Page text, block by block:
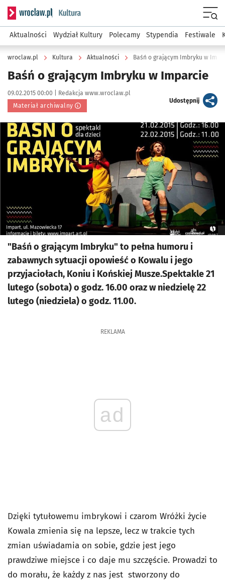
Serwis informacyjny wroclaw.pl podserwis: Kultura
Aktualności Wydział Kultury Polecamy Stypendia Festiwale
wroclaw.pl Kultura Aktualności Baśń o grającym Imbryku w
Baśń o grającym Imbryku w Imparcie
Data publikacji:
09.02.2015 00:00 | Autor:
Redakcja www.wroclaw.pl
Materiał archiwalny
Udostępnijartykuł
Kliknij, aby powiększyć
"Baśń o grającym Imbryku" to pełna humoru i
zabawnych sytuacji opowieść o Kowalu i jego
przyjaciołach, Koniu i Końskiej Musze.Spektakle 21
lutego (sobota) o godz. 16.00 oraz w niedzielę 22
lutego (niedziela) o godz. 11.00.
REKLAMA
ad
Dzięki tytułowemu imbrykowi i czarom Wróżki życie
Kowala zmienia się na lepsze, lecz w trakcie tych
zmian uświadamia on sobie, gdzie jest jego
prawdziwe miejsce i co daje mu szczęście. Prowadzi to
do morału, że każdy z nas jest stworzony do